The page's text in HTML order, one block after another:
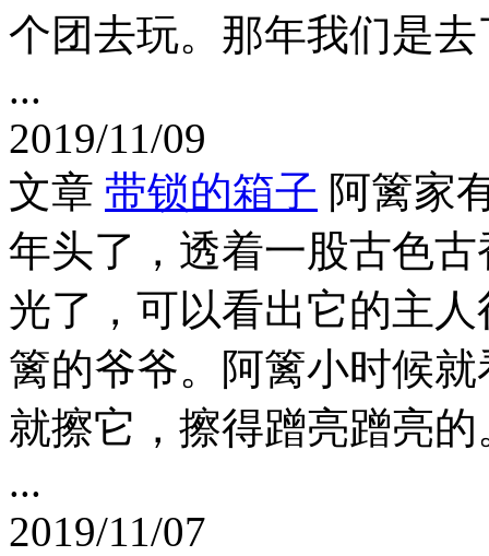
个团去玩。那年我们是
...
2019/11/09
文章 带锁的箱子 阿篱家
年头了，透着一股古色
光了，可以看出它的主
篱的爷爷。阿篱小时候
就擦它，擦得蹭亮蹭亮
...
2019/11/07